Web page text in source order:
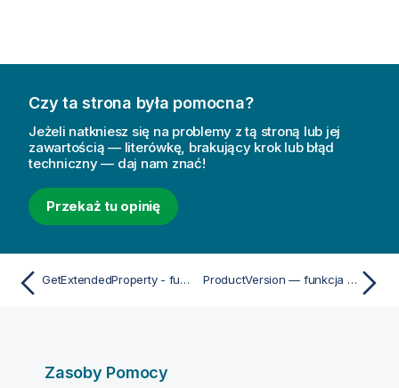
Czy ta strona była pomocna?
Jeżeli natkniesz się na problemy z tą stroną lub jej
zawartością — literówkę, brakujący krok lub błąd
techniczny — daj nam znać!
Przekaż tu opinię
GetExtendedProperty - funkcja wykresu ProductVersion — funkcja skryptu i funkcja wykresu
Zasoby Pomocy